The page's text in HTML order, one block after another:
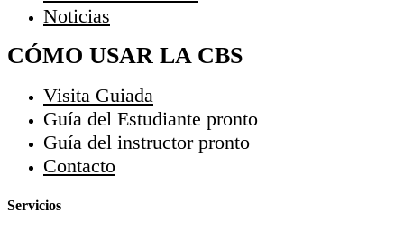
Noticias
CÓMO USAR LA CBS
Visita Guiada
Guía del Estudiante pronto
Guía del instructor pronto
Contacto
Servicios